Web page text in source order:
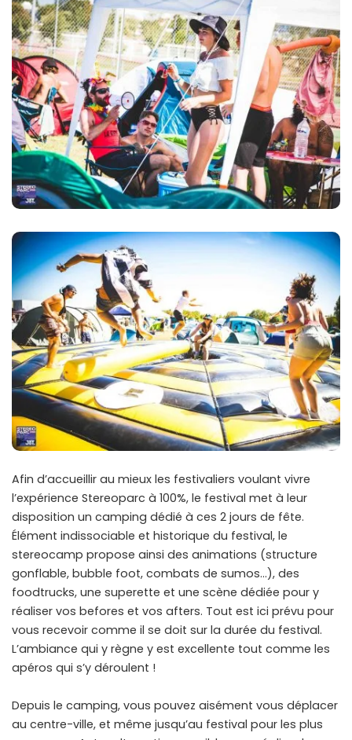
Afin d’accueillir au mieux les festivaliers voulant vivre
l’expérience Stereoparc à 100%, le festival met à leur
disposition un camping dédié à ces 2 jours de fête.
Élément indissociable et historique du festival, le
stereocamp propose ainsi des animations (structure
gonflable, bubble foot, combats de sumos…), des
foodtrucks, une superette et une scène dédiée pour y
réaliser vos befores et vos afters. Tout est ici prévu pour
vous recevoir comme il se doit sur la durée du festival.
L’ambiance qui y règne y est excellente tout comme les
apéros qui s’y déroulent !
Depuis le camping, vous pouvez aisément vous déplacer
au centre-ville, et même jusqu’au festival pour les plus